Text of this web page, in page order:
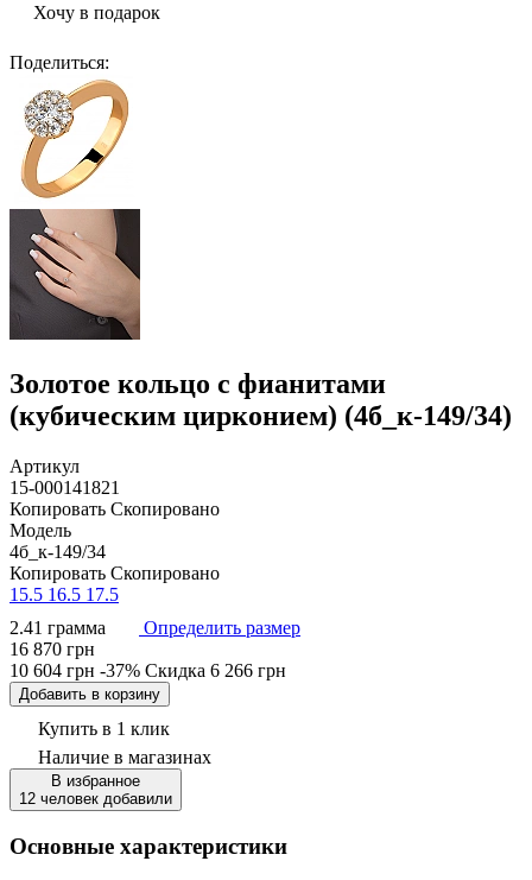
Хочу в подарок
Поделиться:
Золотое кольцо с фианитами
(кубическим цирконием) (4б_к-149/34)
Артикул
15-000141821
Копировать Скопировано
Модель
4б_к-149/34
Копировать Скопировано
15.5 16.5 17.5
2.41 грамма
Определить размер
16 870 грн
10 604 грн -37% Скидка 6 266 грн
Добавить в корзину
Купить в 1 клик
Наличие в магазинах
В избранное
12 человек добавили
Основные характеристики